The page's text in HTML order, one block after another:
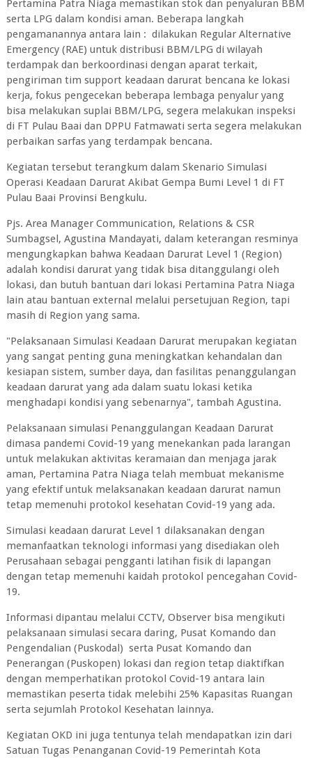
Pertamina Patra Niaga memastikan stok dan penyaluran BBM
serta LPG dalam kondisi aman. Beberapa langkah
pengamanannya antara lain : dilakukan Regular Alternative
Emergency (RAE) untuk distribusi BBM/LPG di wilayah
terdampak dan berkoordinasi dengan aparat terkait,
pengiriman tim support keadaan darurat bencana ke lokasi
kerja, fokus pengecekan beberapa lembaga penyalur yang
bisa melakukan suplai BBM/LPG, segera melakukan inspeksi
di FT Pulau Baai dan DPPU Fatmawati serta segera melakukan
perbaikan sarfas yang terdampak bencana.
Kegiatan tersebut terangkum dalam Skenario Simulasi
Operasi Keadaan Darurat Akibat Gempa Bumi Level 1 di FT
Pulau Baai Provinsi Bengkulu.
Pjs. Area Manager Communication, Relations & CSR
Sumbagsel, Agustina Mandayati, dalam keterangan resminya
mengungkapkan bahwa Keadaan Darurat Level 1 (Region)
adalah kondisi darurat yang tidak bisa ditanggulangi oleh
lokasi, dan butuh bantuan dari lokasi Pertamina Patra Niaga
lain atau bantuan external melalui persetujuan Region, tapi
masih di Region yang sama.
"Pelaksanaan Simulasi Keadaan Darurat merupakan kegiatan
yang sangat penting guna meningkatkan kehandalan dan
kesiapan sistem, sumber daya, dan fasilitas penanggulangan
keadaan darurat yang ada dalam suatu lokasi ketika
menghadapi kondisi yang sebenarnya", tambah Agustina.
Pelaksanaan simulasi Penanggulangan Keadaan Darurat
dimasa pandemi Covid-19 yang menekankan pada larangan
untuk melakukan aktivitas keramaian dan menjaga jarak
aman, Pertamina Patra Niaga telah membuat mekanisme
yang efektif untuk melaksanakan keadaan darurat namun
tetap memenuhi protokol kesehatan Covid-19 yang ada.
Simulasi keadaan darurat Level 1 dilaksanakan dengan
memanfaatkan teknologi informasi yang disediakan oleh
Perusahaan sebagai pengganti latihan fisik di lapangan
dengan tetap memenuhi kaidah protokol pencegahan Covid-
19.
Informasi dipantau melalui CCTV, Observer bisa mengikuti
pelaksanaan simulasi secara daring, Pusat Komando dan
Pengendalian (Puskodal) serta Pusat Komando dan
Penerangan (Puskopen) lokasi dan region tetap diaktifkan
dengan memperhatikan protokol Covid-19 antara lain
memastikan peserta tidak melebihi 25% Kapasitas Ruangan
serta sejumlah Protokol Kesehatan lainnya.
Kegiatan OKD ini juga tentunya telah mendapatkan izin dari
Satuan Tugas Penanganan Covid-19 Pemerintah Kota